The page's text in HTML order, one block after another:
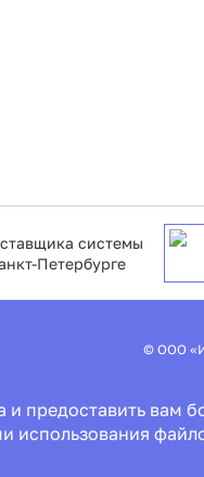
предоставить вам
использования
системы
Петербурге
© ООО